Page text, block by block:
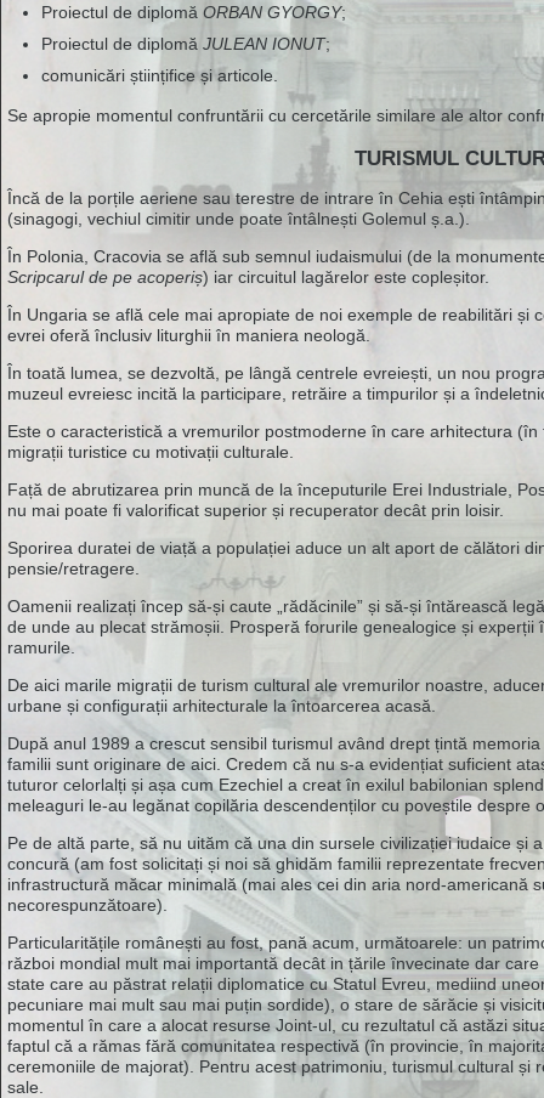
Proiectul de diplomă ORBAN GYORGY;
Proiectul de diplomă JULEAN IONUT;
comunicări științifice și articole.
Se apropie momentul confruntării cu cercetările similare ale altor
TURISMUL
Încă de la porțile aeriene sau terestre de intrare în Cehia ești
(sinagogi, vechiul cimitir unde poate întâlnești Golemul ș.a.).
În Polonia, Cracovia se află sub semnul iudaismului (de la
Scripcarul de pe acoperiș) iar circuitul lagărelor este copleșitor.
În Ungaria se află cele mai apropiate de noi exemple de reabilitări
evrei oferă înclusiv liturghii în maniera neologă.
În toată lumea, se dezvoltă, pe lângă centrele evreiești, un nou
muzeul evreiesc incită la participare, retrăire a timpurilor și a
Este o caracteristică a vremurilor postmoderne în care arhitectura
migrații turistice cu motivații culturale.
Față de abrutizarea prin muncă de la începuturile Erei Industriale,
nu mai poate fi valorificat superior și recuperator decât prin loisir.
Sporirea duratei de viață a populației aduce un alt aport de călători
pensie/retragere.
Oamenii realizați încep să-și caute „rădăcinile” și să-și întărească
de unde au plecat strămoșii. Prosperă forurile genealogice și
ramurile.
De aici marile migrații de turism cultural ale vremurilor noastre,
urbane și configurații arhitecturale la întoarcerea acasă.
După anul 1989 a crescut sensibil turismul având drept țintă
familii sunt originare de aici. Credem că nu s-a evidențiat suficient
tuturor celorlalți și așa cum Ezechiel a creat în exilul babilonian
meleaguri le-au legănat copilăria descendenților cu poveștile despre
Pe de altă parte, să nu uităm că una din sursele civilizației iudaice
concură (am fost solicitați și noi să ghidăm familii reprezentate
infrastructură măcar minimală (mai ales cei din aria nord-
necorespunzătoare).
Particularitățile românești au fost, pană acum, următoarele: un
război mondial mult mai importantă decât in țările învecinate dar
state care au păstrat relații diplomatice cu Statul Evreu, mediind
pecuniare mai mult sau mai puțin sordide), o stare de sărăcie și
momentul în care a alocat resurse Joint-ul, cu rezultatul că astăzi
faptul că a rămas fără comunitatea respectivă (în provincie, în
ceremoniile de majorat). Pentru acest patrimoniu, turismul cultural
sale.